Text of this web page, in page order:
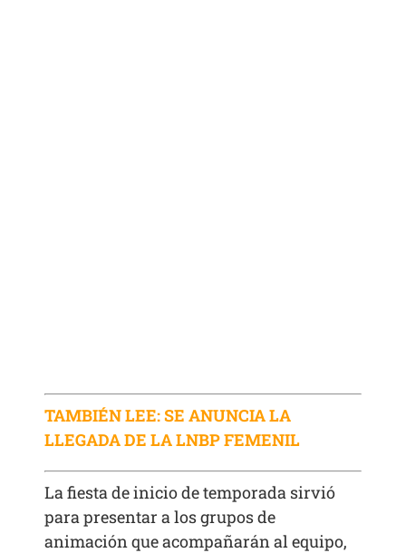
TAMBIÉN LEE: SE ANUNCIA LA
LLEGADA DE LA LNBP FEMENIL
La fiesta de inicio de temporada sirvió
para presentar a los grupos de
animación que acompañarán al equipo,